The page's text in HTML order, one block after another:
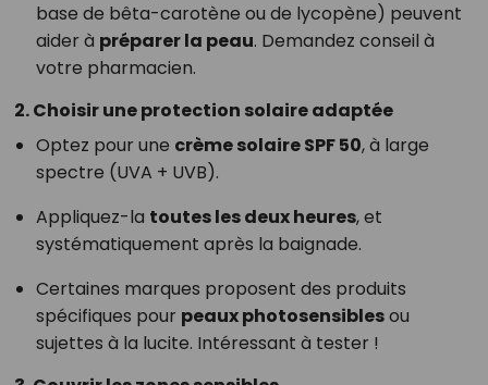
base de bêta-carotène ou de lycopène) peuvent
aider à préparer la peau. Demandez conseil à
votre pharmacien.
2. Choisir une protection solaire adaptée
Optez pour une crème solaire SPF 50, à large
spectre (UVA + UVB).
Appliquez-la toutes les deux heures, et
systématiquement après la baignade.
Certaines marques proposent des produits
spécifiques pour peaux photosensiblesou
sujettes à la lucite. Intéressant à tester !